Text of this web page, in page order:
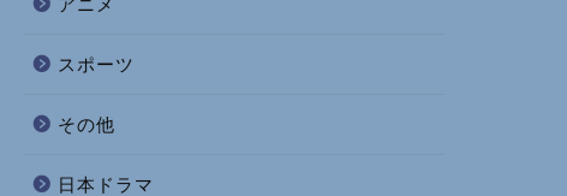
アニメ
スポーツ
その他
日本ドラマ